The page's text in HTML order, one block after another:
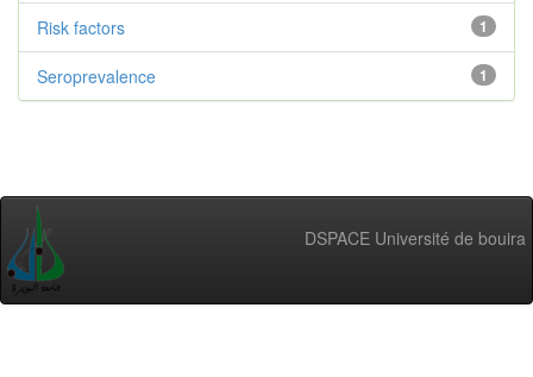
1
Risk factors
1
Seroprevalence
DSPACE Université de bouira